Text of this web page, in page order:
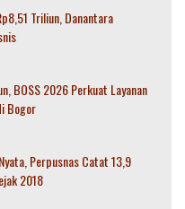
Triliun, Danantara
BOSS 2026 Perkuat Layanan
Bogor
Perpusnas Catat 13,9
2018